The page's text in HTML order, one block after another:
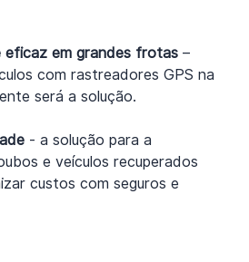
eficaz em grandes frotas –
com rastreadores GPS na
será a solução.
- a solução para a
e veículos recuperados
custos com seguros e